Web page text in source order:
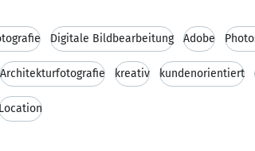
Digitale Bildbearbeitung Adobe
Architekturfotografie kreativ kundenorientiert